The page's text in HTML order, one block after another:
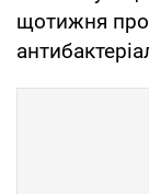
щотижня